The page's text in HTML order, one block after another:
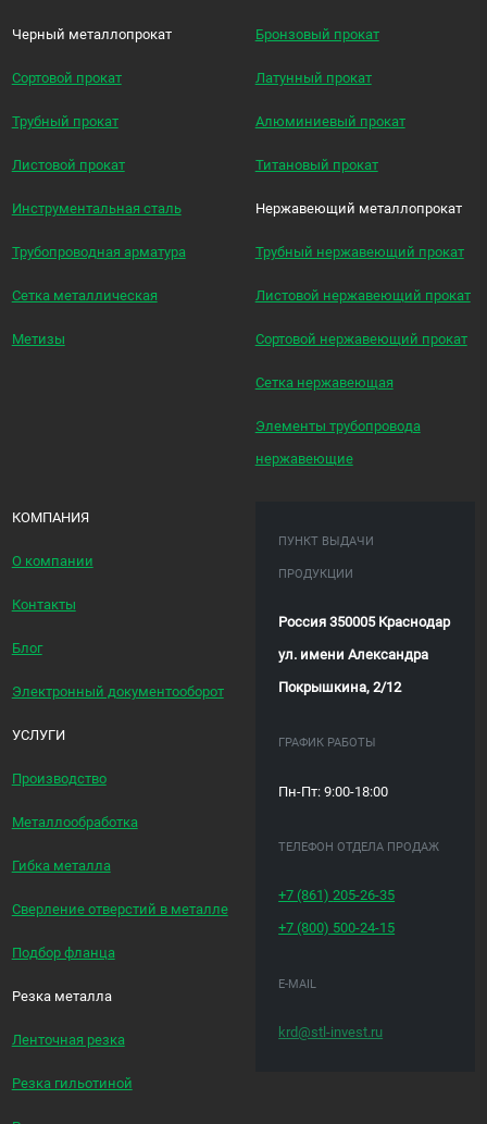
Черный металлопрокат
Сортовой прокат
Трубный прокат
Листовой прокат
Инструментальная сталь
Трубопроводная арматура
Сетка металлическая
Метизы
Бронзовый прокат
Латунный прокат
Алюминиевый прокат
Титановый прокат
Нержавеющий металлопрокат
Трубный нержавеющий прокат
Листовой нержавеющий прокат
Сортовой нержавеющий прокат
Сетка нержавеющая
Элементы трубопровода
нержавеющие
КОМПАНИЯ
О компании
Контакты
Блог
Электронный документооборот
УСЛУГИ
Производство
Металлообработка
Гибка металла
Сверление отверстий в металле
Подбор фланца
Резка металла
Ленточная резка
Резка гильотиной
ПУНКТ ВЫДАЧИ
ПРОДУКЦИИ
Россия 350005 Краснодар
ул. имени Александра
Покрышкина, 2/12
ГРАФИК РАБОТЫ
Пн-Пт: 9:00-18:00
ТЕЛЕФОН ОТДЕЛА ПРОДАЖ
+7 (861)205-26-35
+7 (800) 500-24-15
E-MAIL
krd@stl-invest.ru